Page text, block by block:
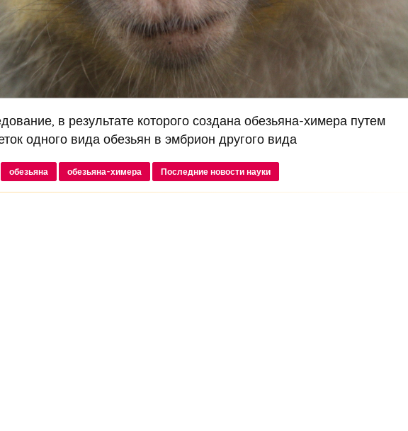
в результате которого создана обезьяна-химера путем
одного вида обезьян в эмбрион другого вида
обезьяна обезьяна-химера Последние новости науки